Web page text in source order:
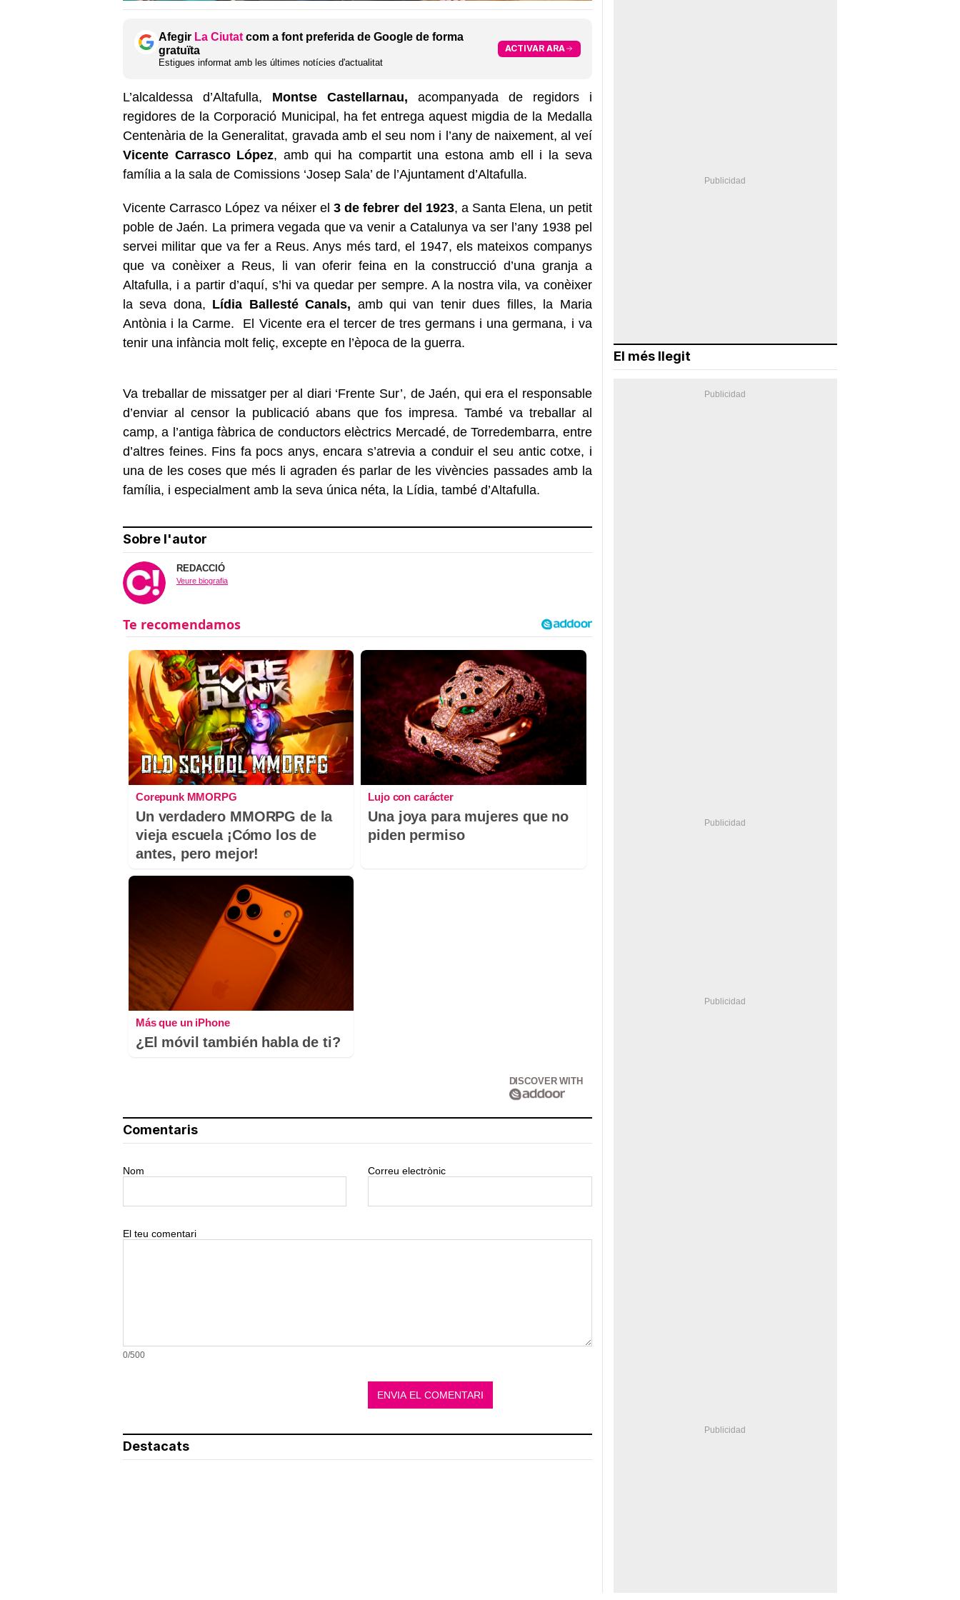
Afegir La Ciutat com a font preferida de Google de forma
gratuïta
Estigues informat amb les últimes notícies d'actualitat
ACTIVAR ARA
L’alcaldessa d’Altafulla, Montse Castellarnau, acompanyada de regidors i
regidores de la Corporació Municipal, ha fet entrega aquest migdia de la Medalla
Centenària de la Generalitat, gravada amb el seu nom i l’any de naixement, al veí
Vicente Carrasco López, amb qui ha compartit una estona amb ell i la seva
família a la sala de Comissions ‘Josep Sala’ de l’Ajuntament d’Altafulla.
Vicente Carrasco López va néixer el3 de febrer del 1923, a Santa Elena, un petit
poble de Jaén. La primera vegada que va venir a Catalunya va ser l’any 1938 pel
servei militar que va fer a Reus. Anys més tard, el 1947, els mateixos companys
que va conèixer a Reus, li van oferir feina en la construcció d’una granja a
Altafulla, i a partir d’aquí, s’hi va quedar per sempre. A la nostra vila, va conèixer
la seva dona, Lídia Ballesté Canals, amb qui van tenir dues filles, la Maria
Antònia i la Carme. El Vicente era el tercer de tres germans i una germana, i va
tenir una infància molt feliç, excepte en l’època de la guerra.
Va treballar de missatger per al diari ‘Frente Sur’, de Jaén, qui era el responsable
d’enviar al censor la publicació abans que fos impresa. També va treballar al
camp, a l’antiga fàbrica de conductors elèctrics Mercadé, de Torredembarra, entre
d’altres feines. Fins fa pocs anys, encara s’atrevia a conduir el seu antic cotxe, i
una de les coses que més li agraden és parlar de les vivències passades amb la
família, i especialment amb la seva única néta, la Lídia, també d’Altafulla.
Sobre l'autor
REDACCIÓ
Veure biografia
Corepunk MMORPG
Un verdadero MMORPG de la
vieja escuela ¡Cómo los de
antes, pero mejor!
Lujo con carácter
Una joya para mujeres que no
piden permiso
Más que un iPhone
¿El móvil también habla de ti?
DISCOVER WITH
Comentaris
Nom Correu electrònic
El teu comentari
0/500
Destacats
El més llegit